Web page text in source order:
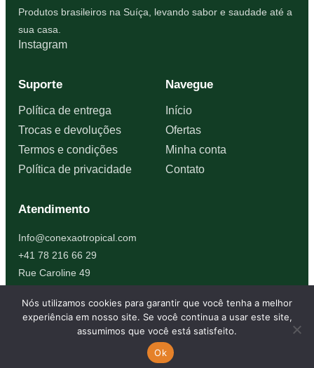
Produtos brasileiros na Suíça, levando sabor e saudade até a
sua casa.
Instagram
Suporte
Política de entrega
Trocas e devoluções
Termos e condições
Política de privacidade
Navegue
Início
Ofertas
Minha conta
Contato
Atendimento
Info@conexaotropical.com
+41 78 216 66 29
Rue Caroline 49
© 2026 Conexão Tropical. Todos os direitos reservados.
Nós utilizamos cookies para garantir que você tenha a melhor
experiência em nosso site. Se você continua a usar este site,
assumimos que você está satisfeito.
Ok